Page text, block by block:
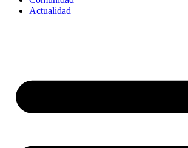
Actualidad